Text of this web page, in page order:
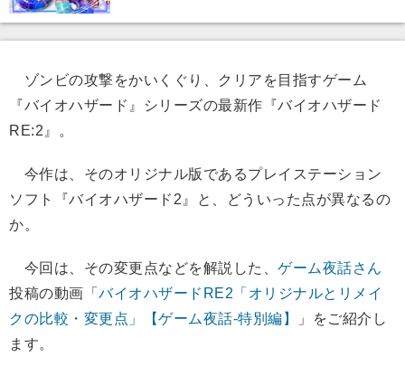
ゾンビの攻撃をかいくぐり、クリアを目指すゲーム
『バイオハザード』シリーズの最新作『バイオハザード
RE:2』。
今作は、そのオリジナル版であるプレイステーション
ソフト『バイオハザード2』と、どういった点が異なるの
か。
今回は、その変更点などを解説した、 ゲーム夜話さん
投稿の動画「 バイオハザードRE2「オリジナルとリメイ
クの比較・変更点」【ゲーム夜話-特別編】
」をご紹介し
ます。